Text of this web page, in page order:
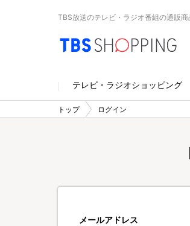
TBS放送のテレビ・ラジオ番組の通販
テレビ・ラジオショッピング
トップ ログイン
メールアドレス